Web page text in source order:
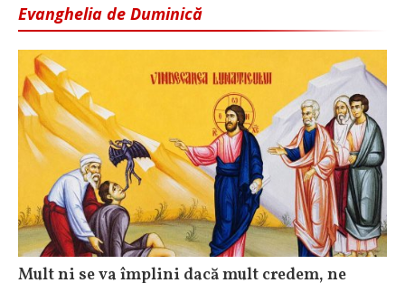
Evanghelia de Duminică
Mult ni se va împlini dacă mult credem, ne